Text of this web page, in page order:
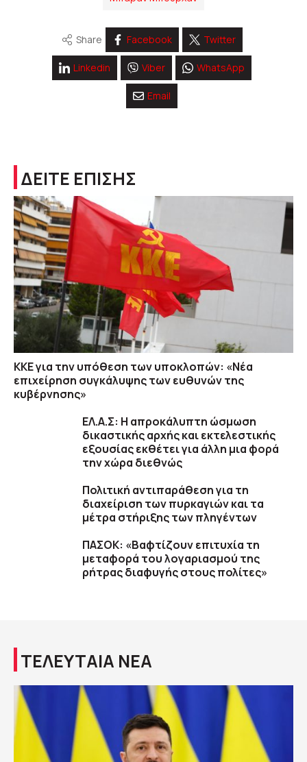
Share Facebook Twitter
Linkedin Viber WhatsApp
Email
ΔΕΙΤΕ ΕΠΙΣΗΣ
ΚΚΕ για την υπόθεση των υποκλοπών: «Νέα
επιχείρηση συγκάλυψης των ευθυνών της
κυβέρνησης»
ΕΛ.Α.Σ: Η απροκάλυπτη ώσμωση
δικαστικής αρχής και εκτελεστικής
εξουσίας εκθέτει για άλλη μια φορά
την χώρα διεθνώς
Πολιτική αντιπαράθεση για τη
διαχείριση των πυρκαγιών και τα
μέτρα στήριξης των πληγέντων
ΠΑΣΟΚ: «Βαφτίζουν επιτυχία τη
μεταφορά του λογαριασμού της
ρήτρας διαφυγής στους πολίτες»
ΤΕΛΕΥΤΑΙΑ ΝΕΑ